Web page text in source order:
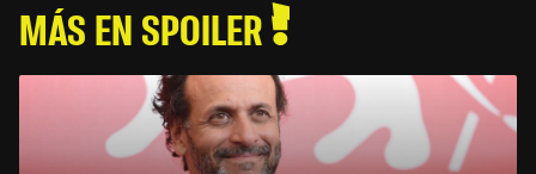
MÁS EN SPOILER